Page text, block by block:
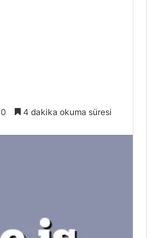
0 4 dakika okuma süresi